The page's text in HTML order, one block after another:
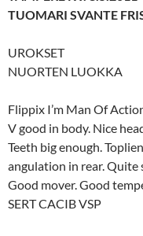
TUOMARI SVANTE
UROKSET
NUORTEN LUOKKA
Flippix I’m Man Of
V good in body. Nice
Teeth big enough.
angulation in rear. Quite
Good mover. Good
SERT CACIB VSP